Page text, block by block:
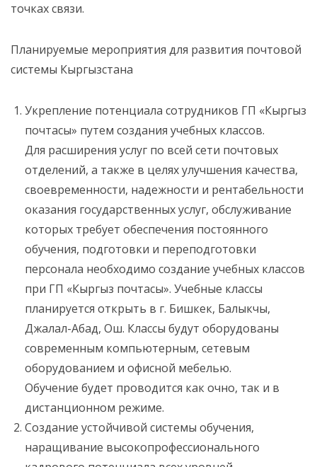
точках связи.
Планируемые мероприятия для развития почтовой
системы Кыргызстана
Укрепление потенциала сотрудников ГП «Кыргыз
почтасы» путем создания учебных классов.
Для расширения услуг по всей сети почтовых
отделений, а также в целях улучшения качества,
своевременности, надежности и рентабельности
оказания государственных услуг, обслуживание
которых требует обеспечения постоянного
обучения, подготовки и переподготовки
персонала необходимо создание учебных классов
при ГП «Кыргыз почтасы». Учебные классы
планируется открыть в г. Бишкек, Балыкчы,
Джалал-Абад, Ош. Классы будут оборудованы
современным компьютерным, сетевым
оборудованием и офисной мебелью.
Обучение будет проводится как очно, так и в
дистанционном режиме.
Создание устойчивой системы обучения,
наращивание высокопрофессионального